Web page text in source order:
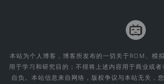
本站为个人博客，博客所发布的一切关于ROM、模
用于学习和研究目的；不得将上述内容用于商业或
自负。本站信息来自网络，版权争议与本站无关，